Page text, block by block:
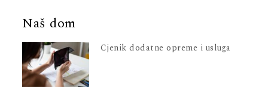
Naš dom
Cjenik dodatne opreme i usluga